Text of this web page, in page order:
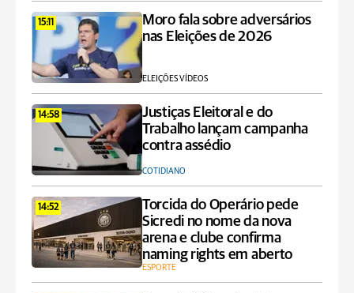
15:11
Moro fala sobre adversários
nas Eleições de 2026
ELEIÇÕES VÍDEOS
14:58
Justiças Eleitoral e do
Trabalho lançam campanha
contra assédio
COTIDIANO
14:52
Torcida do Operário pede
Sicredi no nome da nova
arena e clube confirma
naming rights em aberto
ESPORTE